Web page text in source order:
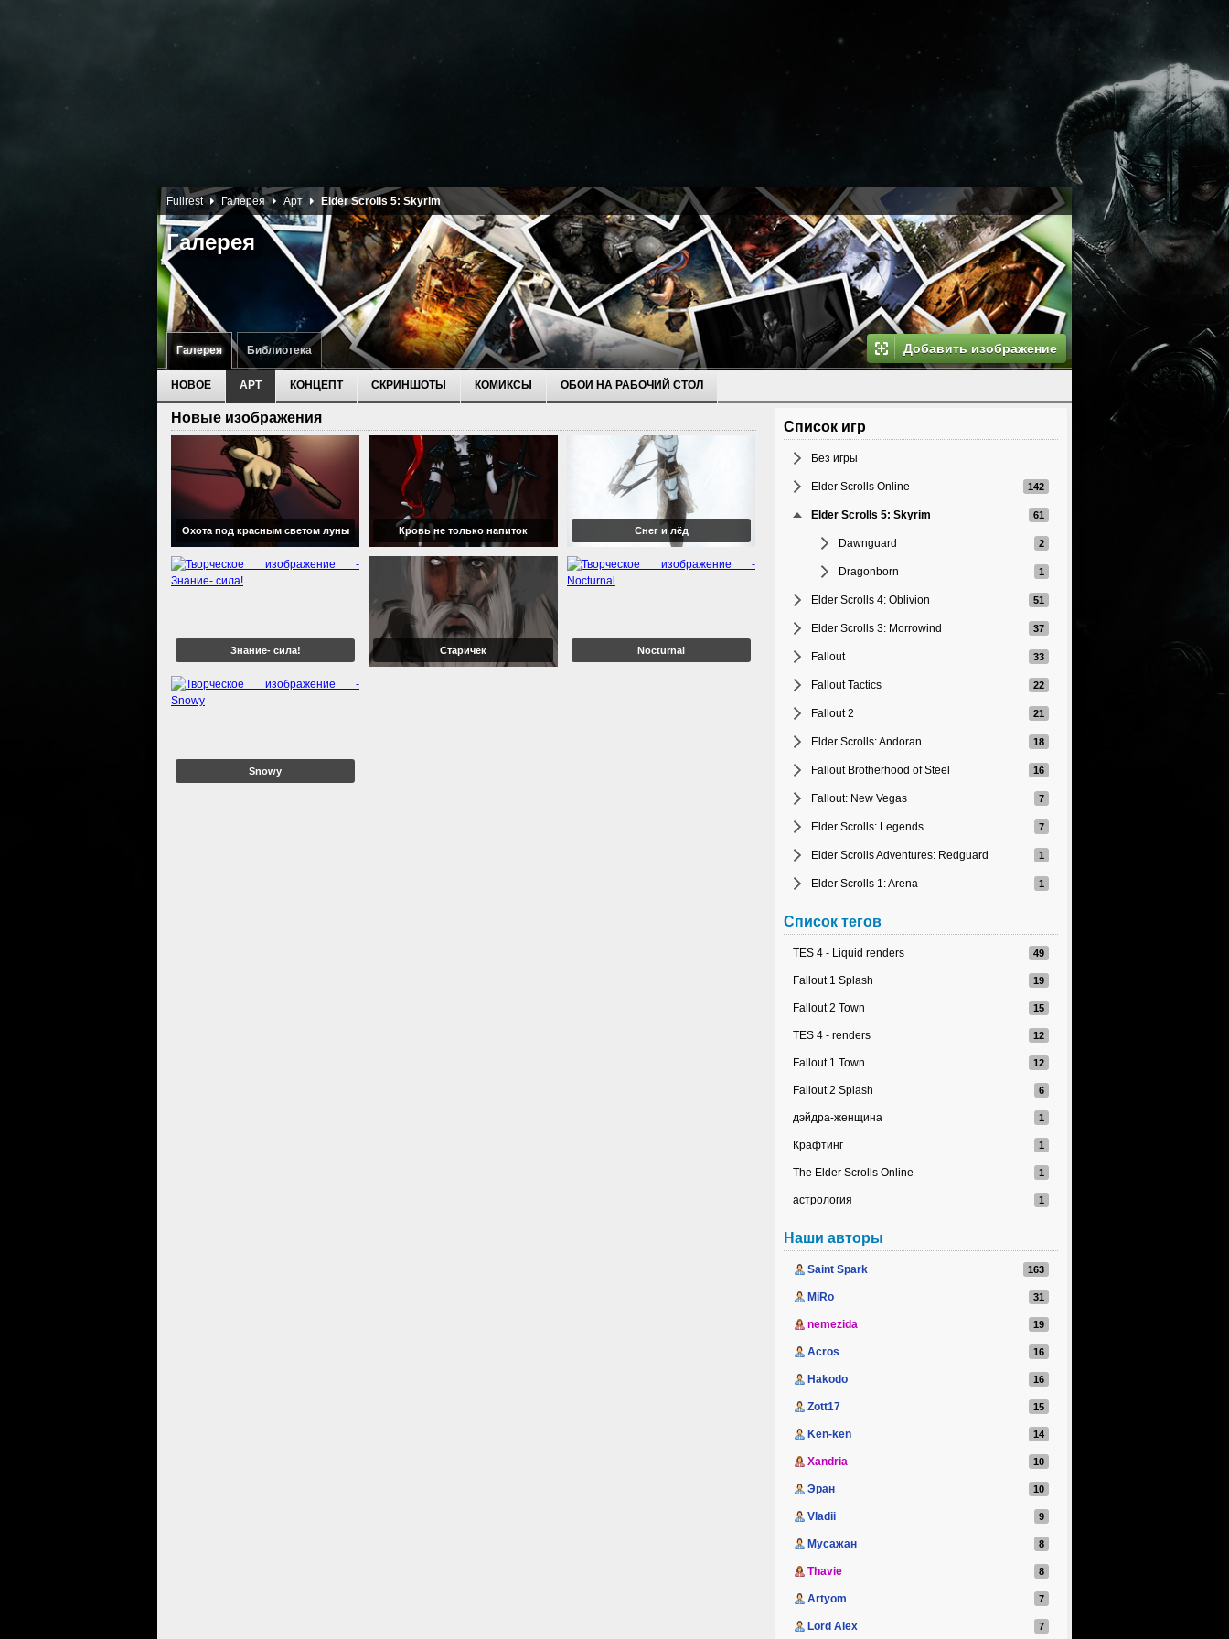
Галерея Библиотека Добавить изображение
Галерея
Fullrest Галерея Арт Elder Scrolls 5: Skyrim
НОВОЕ АРТ КОНЦЕПТ СКРИНШОТЫ КОМИКСЫ ОБОИ НА РАБОЧИЙ СТОЛ
Список игр
Без игры
Elder Scrolls Online
Elder Scrolls 5: Skyrim
Dawnguard
Dragonborn
Elder Scrolls 4: Oblivion
Elder Scrolls 3: Morrowind
Fallout
Fallout Tactics
Fallout 2
Elder Scrolls: Andoran
Fallout Brotherhood of Steel
Fallout: New Vegas
Elder Scrolls: Legends
Elder Scrolls Adventures: Redguard
Elder Scrolls 1: Arena
Список тегов
TES 4 - Liquid renders
Fallout 1 Splash
Fallout 2 Town
TES 4 - renders
Fallout 1 Town
Fallout 2 Splash
дэйдра-женщина
Крафтинг
The Elder Scrolls Online
астрология
Наши авторы
Saint Spark
MiRo
nemezida
Acros
Hakodo
Zott17
Ken-ken
Xandria
Эран
Vladii
Мусажан
Thavie
Artyom
Lord Alex
Новые изображения
Охота под красным светом луны Кровь не только напиток Снег и лёд
Знание- сила! Старичек Nocturnal
Snowy